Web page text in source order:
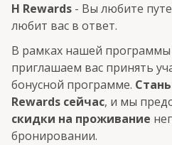
H Rewards - Вы любите
любит вас в ответ.
В рамках нашей программы
приглашаем вас принять
бонусной программе.
Rewards сейчас, и мы
скидки на проживание
бронировании.